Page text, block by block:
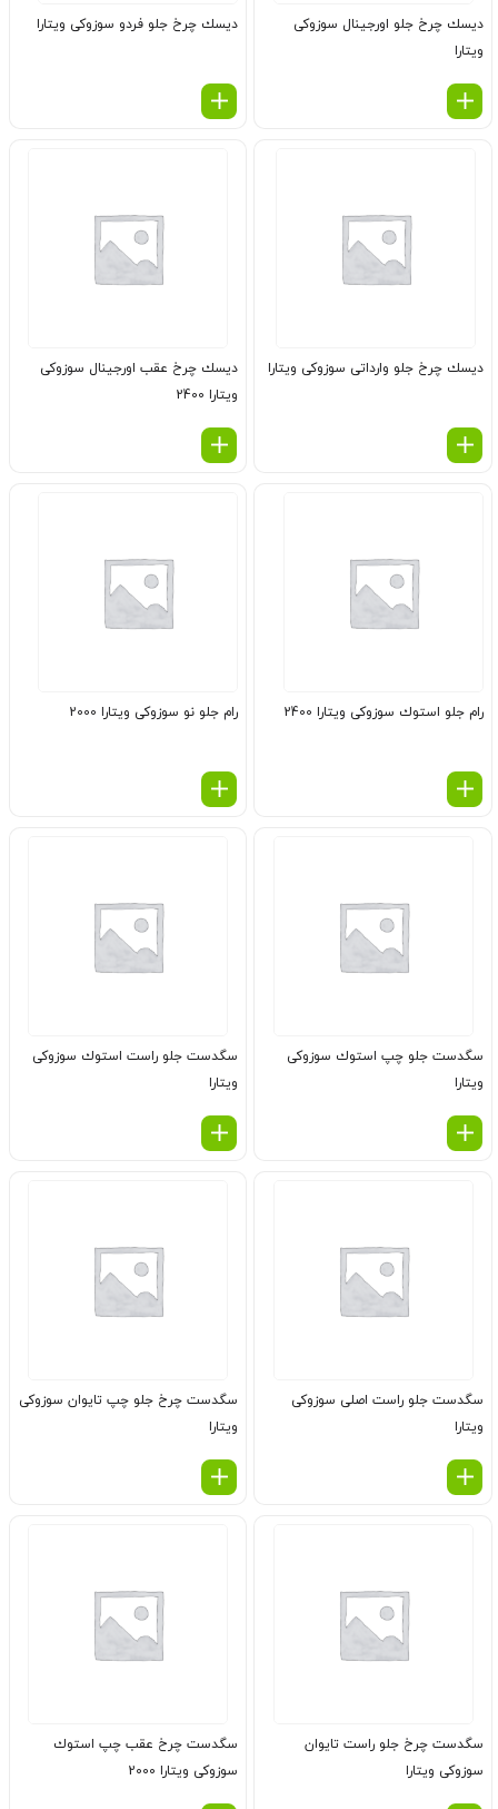
دیسك چرخ جلو اورجینال سوزوکی
ویتارا
دیسك چرخ جلو فردو سوزوکی ویتارا
دیسك چرخ جلو وارداتی سوزوکی ویتارا
دیسك چرخ عقب اورجینال سوزوکی
ویتارا 2400
رام جلو استوك سوزوکی ویتارا 2400 رام جلو نو سوزوکی ویتارا 2000
سگدست جلو چپ استوك سوزوکی
ویتارا
سگدست جلو راست استوك سوزوکی
ویتارا
سگدست جلو راست اصلی سوزوکی
ویتارا
سگدست چرخ جلو چپ تایوان سوزوکی
ویتارا
سگدست چرخ جلو راست تایوان
سوزوکی ویتارا
سگدست چرخ عقب چپ استوك
سوزوکی ویتارا 2000